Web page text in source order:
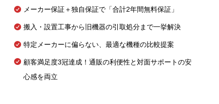
メーカー保証＋独自保証で「合計2年間無料保証」
搬入・設置工事から旧機器の引取処分まで一挙解決
特定メーカーに偏らない、最適な機種の比較提案
顧客満足度3冠達成！通販の利便性と対面サポートの安
心感を両立